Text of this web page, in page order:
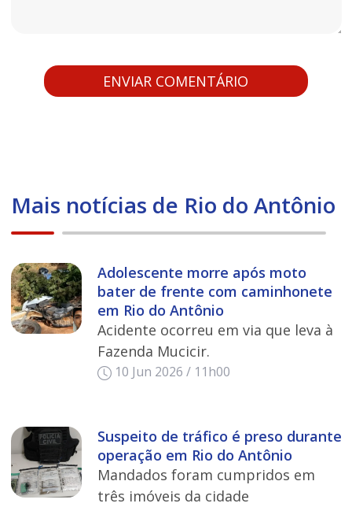
Mais notícias de Rio do Antônio
Adolescente morre após moto
bater de frente com caminhonete
em Rio do Antônio
Acidente ocorreu em via que leva à
Fazenda Mucicir.
10 Jun 2026 / 11h00
Suspeito de tráfico é preso durante
operação em Rio do Antônio
Mandados foram cumpridos em
três imóveis da cidade